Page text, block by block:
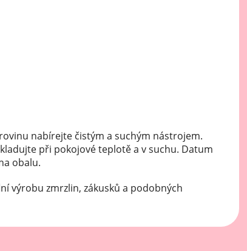
nabírejte čistým a suchým nástrojem.
při pokojové teplotě a v suchu. Datum
obalu.
výrobu zmrzlin, zákusků a podobných